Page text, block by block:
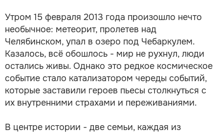
Утром 15 февраля 2013 года произошло нечто
необычное: метеорит, пролетев над
Челябинском, упал в озеро под Чебаркулем.
Казалось, всё обошлось - мир не рухнул, люди
остались живы. Однако это редкое космическое
событие стало катализатором череды событий,
которые заставили героев пьесы столкнуться с
их внутренними страхами и переживаниями.
В центре истории - две семьи, каждая из